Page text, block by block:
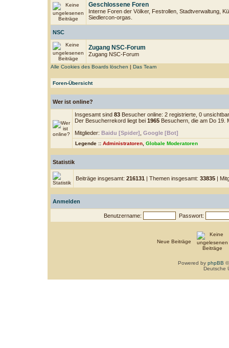
Geschlossene Foren
Interne Foren der Völker, Festrollen, Stadtverwaltung,
Siedlercon-orgas.
NSC
Zugang NSC-Forum
Zugang NSC-Forum
Alle Cookies des Boards löschen | Das Team
Foren-Übersicht
Wer ist online?
Insgesamt sind 83 Besucher online: 2 registrierte, 0
Der Besucherrekord liegt bei 1965 Besuchern, die am Do 19.
Mitglieder: Baidu [Spider] Google [Bot]
Legende :: Administratoren Globale Moderatoren
Statistik
Beiträge insgesamt: 216131 | Themen insgesamt: 33835 |
Anmelden
Benutzername: Passwort:
Neue Beiträge
Powered by phpBB
Deutsche